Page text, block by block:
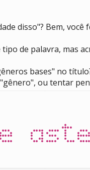
disso"? Bem,
de palavra, mas
bases" no
ou tentar